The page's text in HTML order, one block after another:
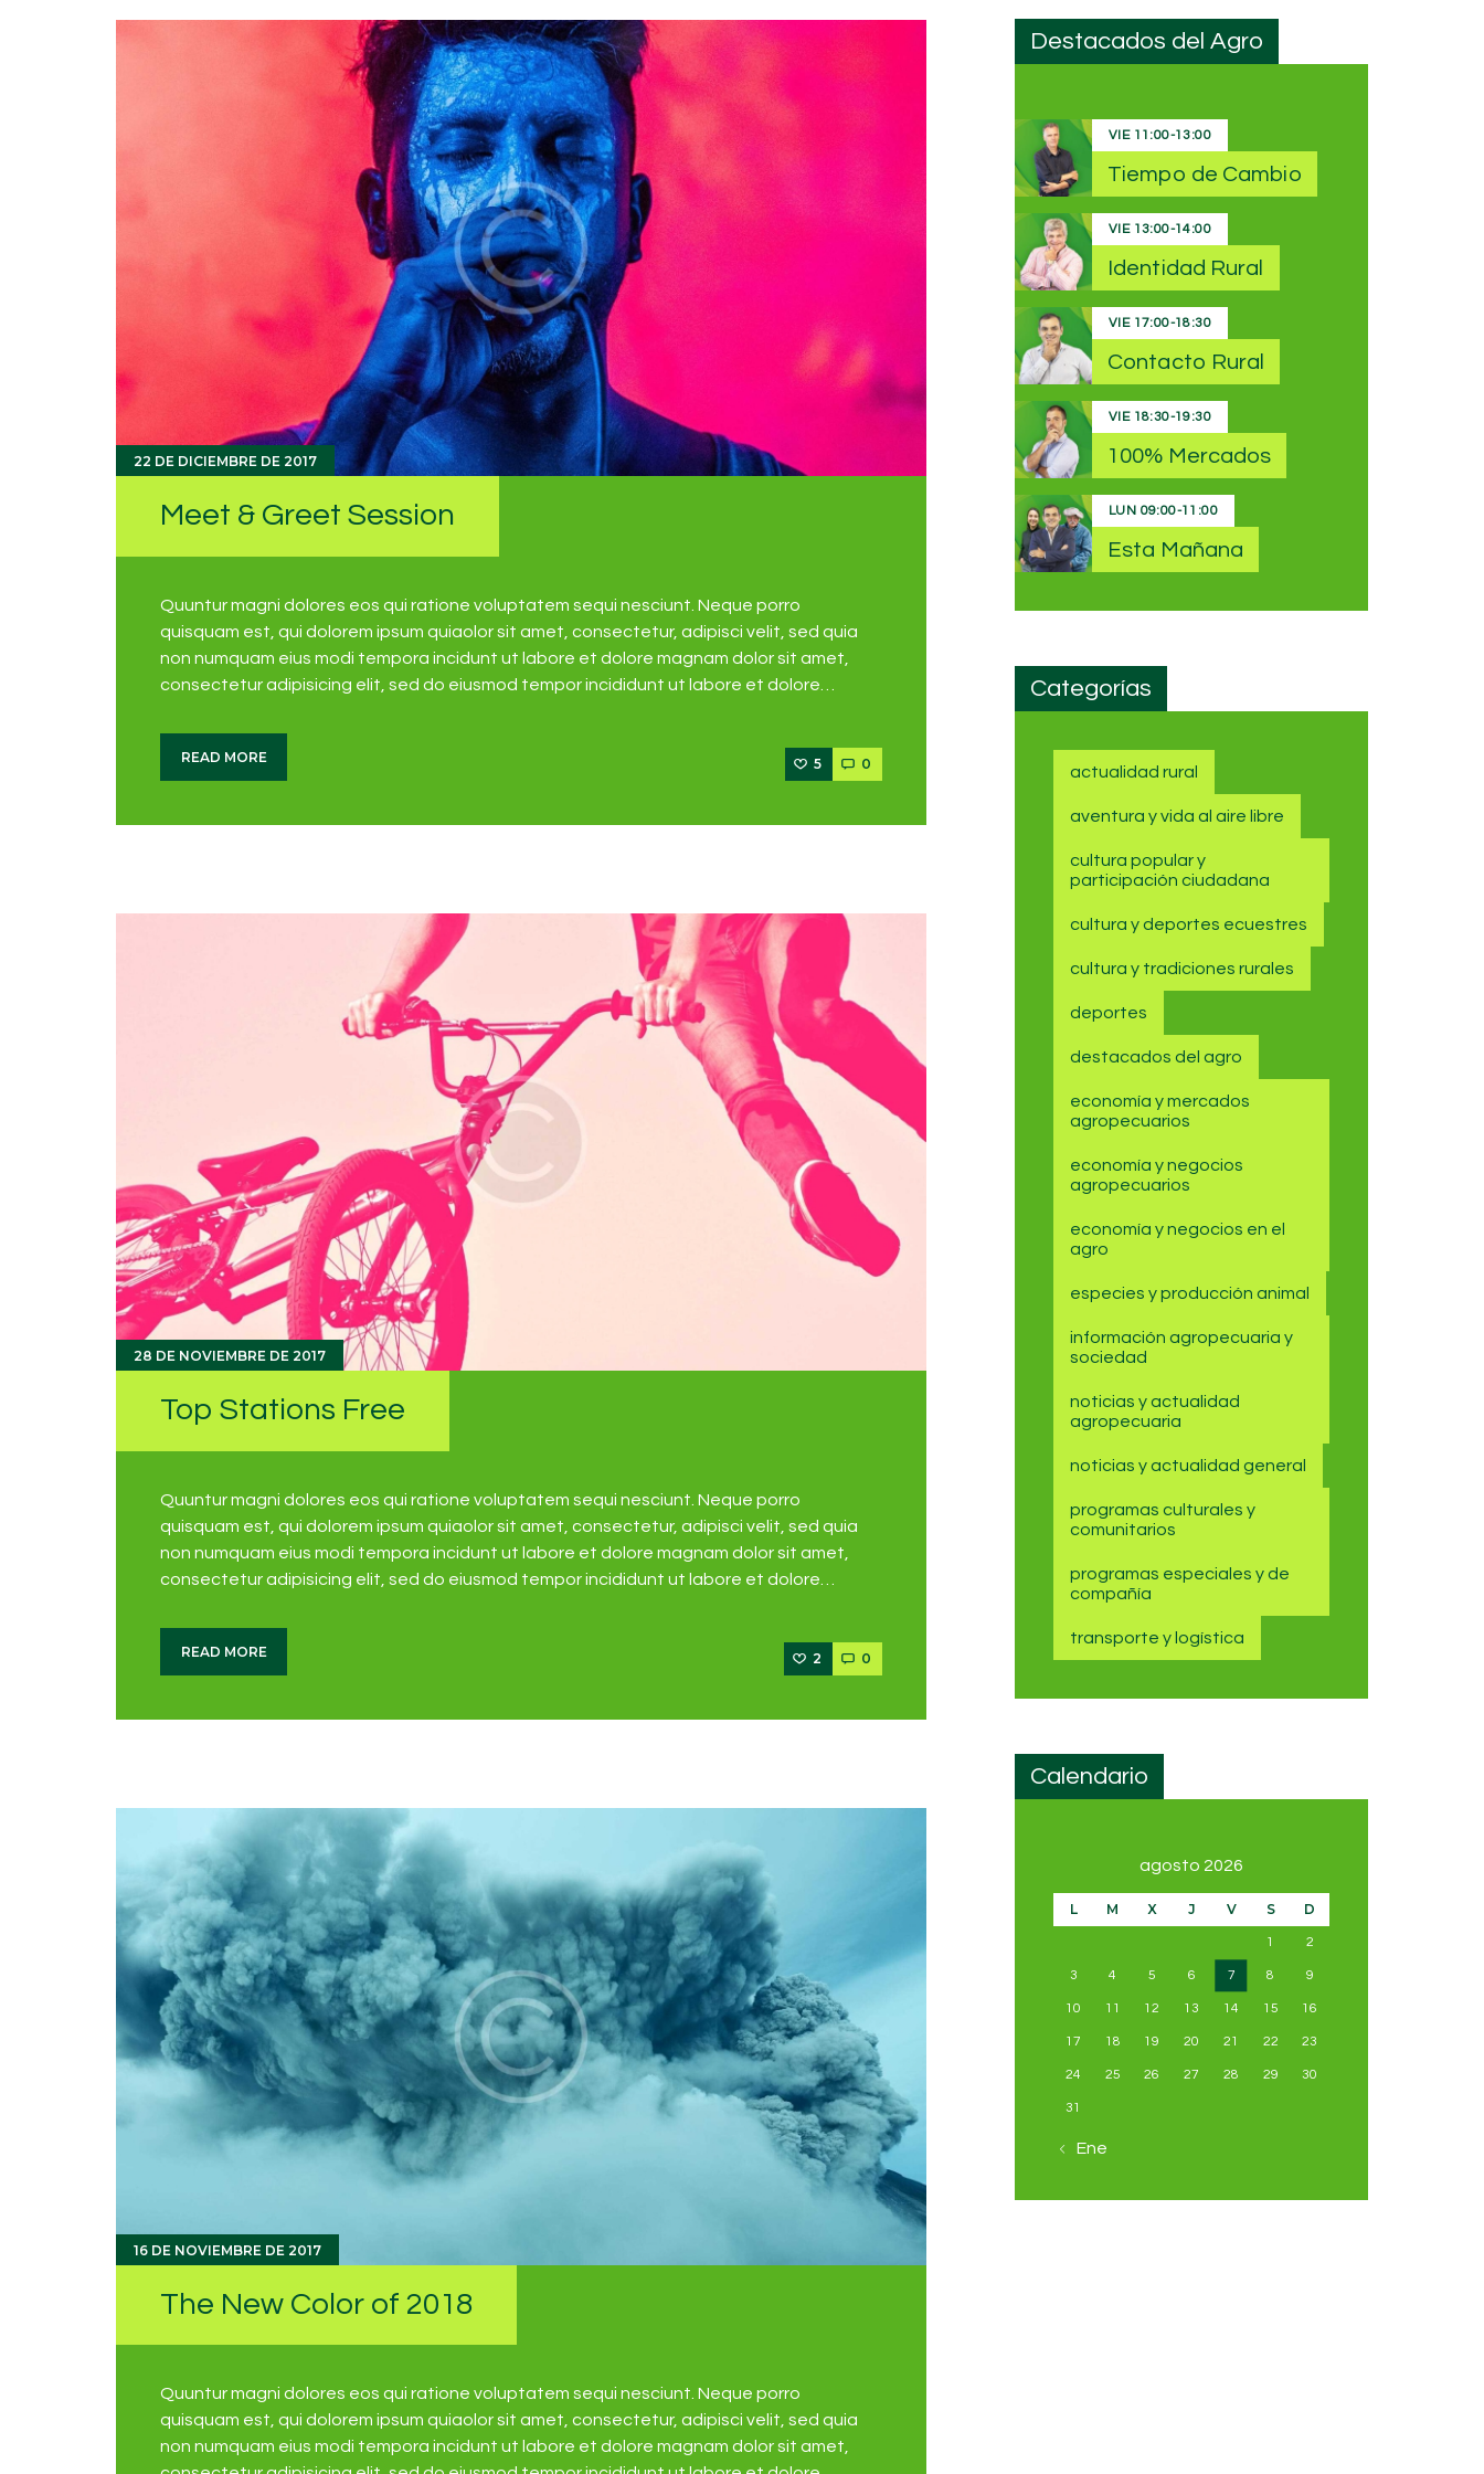
22 DE DICIEMBRE DE 2017
Meet & Greet Session
Quuntur magni dolores eos qui ratione voluptatem sequi nesciunt. Neque porro
quisquam est, qui dolorem ipsum quiaolor sit amet, consectetur, adipisci velit, sed quia
non numquam eius modi tempora incidunt ut labore et dolore magnam dolor sit amet,
consectetur adipisicing elit, sed do eiusmod tempor incididunt ut labore et dolore…
READ MORE 5 0
28 DE NOVIEMBRE DE 2017
Top Stations Free
Quuntur magni dolores eos qui ratione voluptatem sequi nesciunt. Neque porro
quisquam est, qui dolorem ipsum quiaolor sit amet, consectetur, adipisci velit, sed quia
non numquam eius modi tempora incidunt ut labore et dolore magnam dolor sit amet,
consectetur adipisicing elit, sed do eiusmod tempor incididunt ut labore et dolore…
READ MORE 2 0
16 DE NOVIEMBRE DE 2017
The New Color of 2018
Quuntur magni dolores eos qui ratione voluptatem sequi nesciunt. Neque porro
quisquam est, qui dolorem ipsum quiaolor sit amet, consectetur, adipisci velit, sed quia
non numquam eius modi tempora incidunt ut labore et dolore magnam dolor sit amet,
Destacados del Agro
VIE 11:00-13:00
Tiempo de Cambio
VIE 13:00-14:00
Identidad Rural
VIE 17:00-18:30
Contacto Rural
VIE 18:30-19:30
100% Mercados
LUN 09:00-11:00
Esta Mañana
Categorías
actualidad rural
aventura y vida al aire libre
cultura popular y
participación ciudadana
cultura y deportes ecuestres
cultura y tradiciones rurales
deportes
destacados del agro
economía y mercados
agropecuarios
economía y negocios
agropecuarios
economía y negocios en el
agro
especies y producción animal
información agropecuaria y
sociedad
noticias y actualidad
agropecuaria
noticias y actualidad general
programas culturales y
comunitarios
programas especiales y de
compañía
transporte y logística
Calendario
agosto 2026
L M X J V S D
1 2
3 4 5 6 7 8 9
10 11 12 13 14 15 16
17 18 19 20 21 22 23
24 25 26 27 28 29 30
31
« Ene